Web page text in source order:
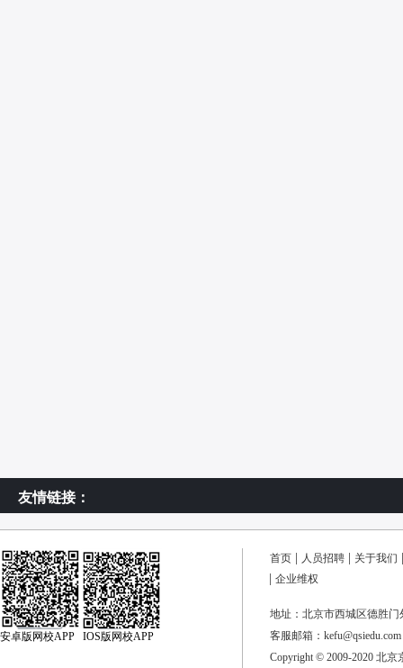
友情链接：
安卓版网校APP IOS版网校APP
首页 人员招聘
关于我们
企业维权
地址：北京市西城区德胜
客服邮箱：kefu@qsiedu.com
Copyright © 2009-2020 北